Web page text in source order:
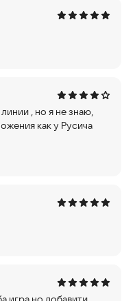
, но я не знаю,
как у Русича